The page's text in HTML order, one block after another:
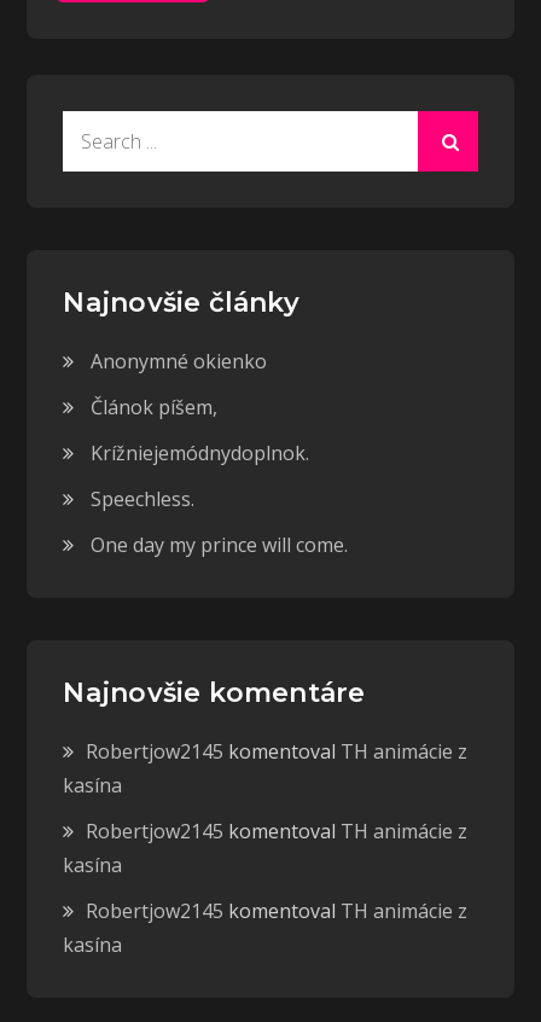
Najnovšie články
Anonymné okienko
Článok píšem,
Krížniejemódnydoplnok.
Speechless.
One day my prince will come.
Najnovšie komentáre
Robertjow2145 komentoval TH animácie z
kasína
Robertjow2145 komentoval TH animácie z
kasína
Robertjow2145 komentoval TH animácie z
kasína